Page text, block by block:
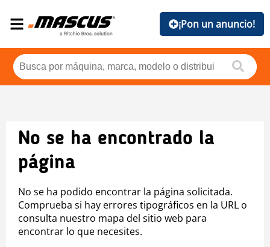
¡Pon un anuncio!
No se ha encontrado la
página
No se ha podido encontrar la página solicitada.
Comprueba si hay errores tipográficos en la URL o
consulta nuestro mapa del sitio web para
encontrar lo que necesites.